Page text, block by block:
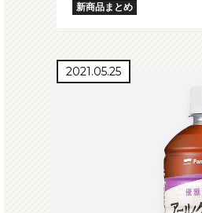
新商品まとめ
2021.05.25